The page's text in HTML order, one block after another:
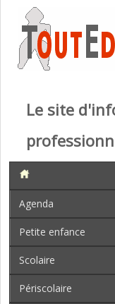
Le site
Agenda
Petite enfance
Scolaire
Périscolaire